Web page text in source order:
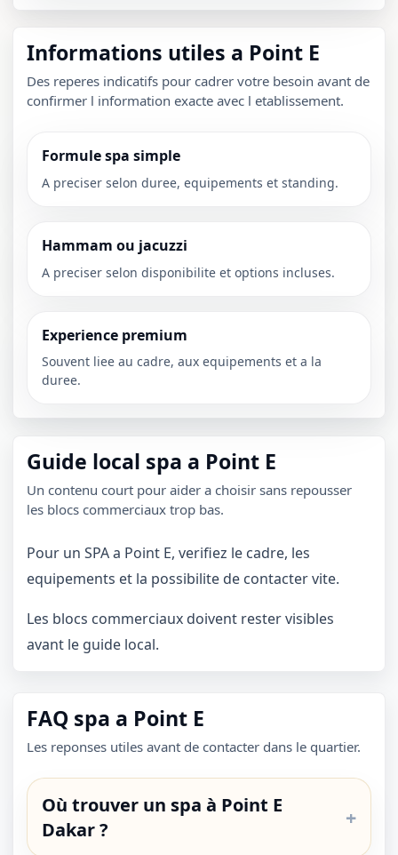
Informations utiles a Point E
Des reperes indicatifs pour cadrer votre besoin avant de
confirmer l information exacte avec l etablissement.
Formule spa simple
A preciser selon duree, equipements et standing.
Hammam ou jacuzzi
A preciser selon disponibilite et options incluses.
Experience premium
Souvent liee au cadre, aux equipements et a la
duree.
Guide local spa a Point E
Un contenu court pour aider a choisir sans repousser
les blocs commerciaux trop bas.
Pour un SPA a Point E, verifiez le cadre, les
equipements et la possibilite de contacter vite.
Les blocs commerciaux doivent rester visibles
avant le guide local.
FAQ spa a Point E
Les reponses utiles avant de contacter dans le quartier.
Où trouver un spa à Point E
Dakar ?